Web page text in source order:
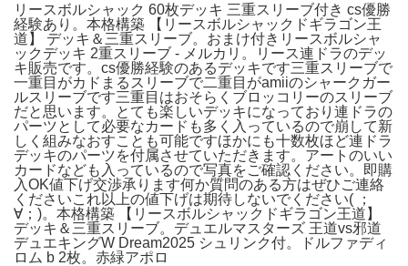
リースボルシャック 60枚デッキ 三重スリーブ付き cs優勝
経験あり。本格構築 【リースボルシャックドギラゴン王
道】 デッキ＆三重スリーブ。おまけ付きリースボルシャ
ックデッキ 2重スリーブ - メルカリ。リース連ドラのデッ
キ販売です。cs優勝経験のあるデッキです三重スリーブで
一重目がカドまるスリーブで二重目がamiiのシャークガー
ルスリーブです三重目はおそらくブロッコリーのスリーブ
だと思います。とても楽しいデッキになっており連ドラの
パーツとして必要なカードも多く入っているので崩して新
しく組みなおすことも可能ですほかにも十数枚ほど連ドラ
デッキのパーツを付属させていただきます。アートのいい
カードなども入っているので写真をご確認ください。即購
入OK値下げ交渉承ります何か質問のある方はぜひご連絡
くださいこれ以上の値下げは期待しないでください( ；
∀；)。本格構築 【リースボルシャックドギラゴン王道】
デッキ＆三重スリーブ。デュエルマスターズ 王道vs邪道
デュエキングW Dream2025 シュリンク付。ドルファディ
ロム b 2枚。赤緑アポロ